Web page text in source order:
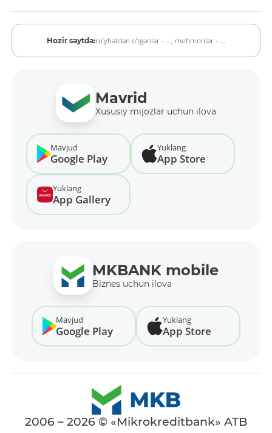
Hozir saytda:ro‘yhatdan o‘tganlar - ..., mehmonlar - ...
Mavrid
Xususiy mijozlar uchun ilova
Mavjud
Google Play
Yuklang
App Store
Yuklang
App Gallery
MKBANK mobile
Biznes uchun ilova
Mavjud
Google Play
Yuklang
App Store
2006 – 2026 © «Mikrokreditbank» ATB